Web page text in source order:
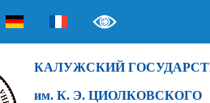
КАЛУЖСКИЙ
им. К. Э. ЦИОЛКОВСКОГО